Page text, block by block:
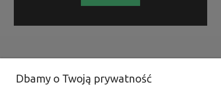
INFORMACJE
Dbamy o Twoją prywatność